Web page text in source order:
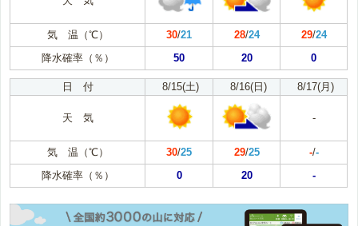
気 温（℃） 30/21 28/24 29/24
降水確率（％）
50 20 0
日 付 8/15(土) 8/16(日) 8/17(月)
天 気 -
気 温（℃） 30/25 29/25 -/-
降水確率（％）
0 20 -